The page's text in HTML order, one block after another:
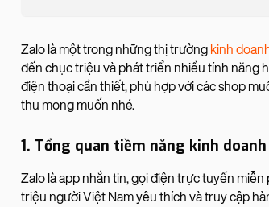
Zalo là một trong những thị trường kinh
đến chục triệu và phát triển nhiều tính năng
điện thoại cần thiết, phù hợp với các shop
thu mong muốn nhé.
1. Tổng quan tiềm năng kinh
Zalo là app nhắn tin, gọi điện trực tuyến
triệu người Việt Nam yêu thích và truy cập